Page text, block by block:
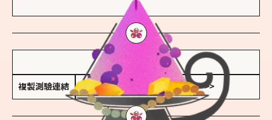
儲存我的結果圖
複製測驗連結 查看香氛類型全解析 >>>